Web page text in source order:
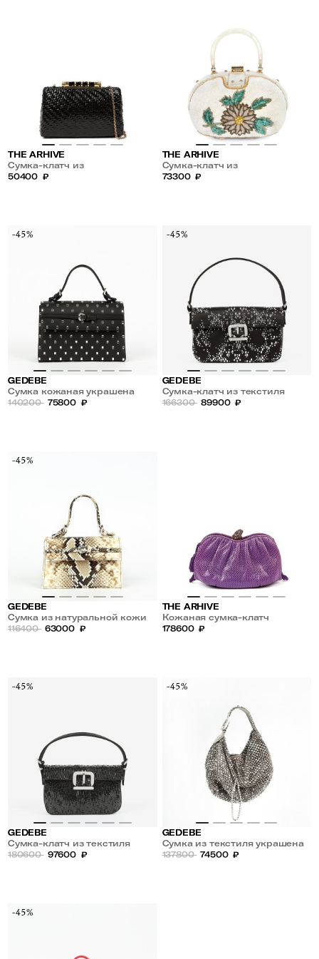
THE ARHIVE
Сумка-клатч из
ламинированной соломки
50400 ₽
THE ARHIVE
Сумка-клатч из
ламинированной лозы
73300 ₽
-45%
GEDEBE
Сумка кожаная украшена
стразами
140200 75800 ₽
-45%
GEDEBE
Сумка-клатч из текстиля
украшена стразами
166300 89900 ₽
-45%
GEDEBE
Сумка из натуральной кожи
116400 63000 ₽
THE ARHIVE
Кожаная сумка-клатч
178600 ₽
-45%
GEDEBE
Сумка-клатч из текстиля
украшена стразами
180600 97600 ₽
-45%
GEDEBE
Сумка из текстиля украшена
стразами
137800 74500 ₽
-45%